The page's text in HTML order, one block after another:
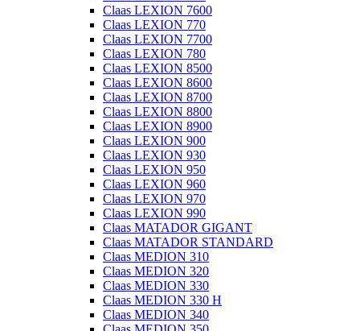
Claas LEXION 7600
Claas LEXION 770
Claas LEXION 7700
Claas LEXION 780
Claas LEXION 8500
Claas LEXION 8600
Claas LEXION 8700
Claas LEXION 8800
Claas LEXION 8900
Claas LEXION 900
Claas LEXION 930
Claas LEXION 950
Claas LEXION 960
Claas LEXION 970
Claas LEXION 990
Claas MATADOR GIGANT
Claas MATADOR STANDARD
Claas MEDION 310
Claas MEDION 320
Claas MEDION 330
Claas MEDION 330 H
Claas MEDION 340